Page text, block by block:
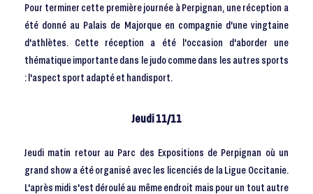
Pour terminer cette première journée à Perpignan, une réception a
été donné au Palais de Majorque en compagnie d'une vingtaine
d'athlètes. Cette réception a été l'occasion d'aborder une
thématique importante dans le judo comme dans les autres sports
: l'aspect sport adapté et handisport.
Jeudi 11/11
Jeudi matin retour au Parc des Expositions de Perpignan où un
grand show a été organisé avec les licenciés de la Ligue Occitanie.
L'après midi s'est déroulé au même endroit mais pour un tout autre